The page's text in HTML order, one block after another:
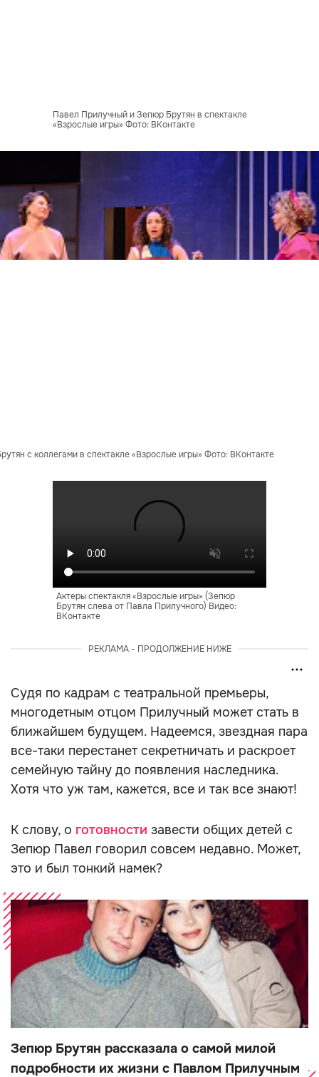
Павел Прилучный и Зепюр Брутян в спектакле
«Взрослые игры» Фото: ВКонтакте
с коллегами в спектакле «Взрослые игры» Фото: ВКонтакте
Актеры спектакля «Взрослые игры» (Зепюр
Брутян слева от Павла Прилучного) Видео:
ВКонтакте
РЕКЛАМА - ПРОДОЛЖЕНИЕ НИЖЕ
Судя по кадрам с театральной премьеры,
многодетным отцом Прилучный может стать в
ближайшем будущем. Надеемся, звездная пара
все-таки перестанет секретничать и раскроет
семейную тайну до появления наследника.
Хотя что уж там, кажется, все и так все знают!
К слову, о готовности завести общих детей с
Зепюр Павел говорил совсем недавно. Может,
это и был тонкий намек?
Зепюр Брутян рассказала о самой милой
подробности их жизни с Павлом Прилучным